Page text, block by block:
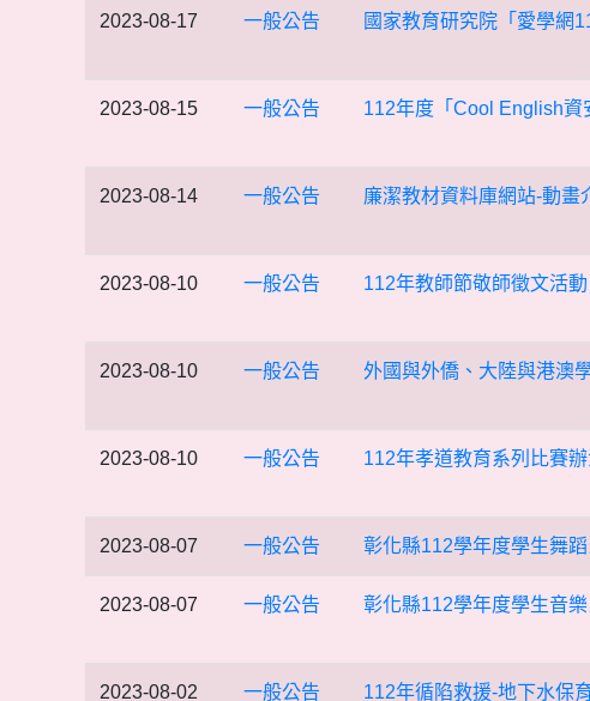
2023-08-17 一般公告 國家教育研究院「愛學網
2023-08-15 一般公告 112年度「Cool English資
2023-08-14 一般公告 廉潔教材資料庫網站-動畫
2023-08-10 一般公告 112年教師節敬師徵文活動
2023-08-10 一般公告 外國與外僑、大陸與港澳
2023-08-10 一般公告 112年孝道教育系列比賽辦
2023-08-07 一般公告 彰化縣112學年度學生舞
2023-08-07 一般公告 彰化縣112學年度學生音
2023-08-02 一般公告 112年循陷救援-地下水保